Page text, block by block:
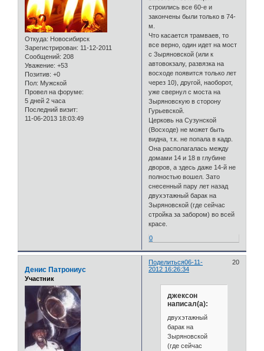
Откуда: Новосибирск
Зарегистрирован: 11-12-2011
Сообщений: 208
Уважение: +53
Позитив: +0
Пол: Мужской
Провел на форуме:
5 дней 2 часа
Последний визит:
11-06-2013 18:03:49
строились все 60-е и
закончены были только в 74-
м.
Что касается трамваев, то
все верно, один идет на мост
с Зыряновской (или к
автовокзалу, развязка на
восходе появится только лет
через 10), другой, наоборот,
уже свернул с моста на
Зыряновскую в сторону
Гурьевской.
Церковь на Сузунской
(Восходе) не может быть
видна, т.к. не попала в кадр.
Она располагалась между
домами 14 и 18 в глубине
дворов, а здесь даже 14-й не
полностью вошел. Зато
снесенный пару лет назад
двухэтажный барак на
Зыряновской (где сейчас
стройка за забором) во всей
красе.
0
Поделиться 20
06-11-
2012 16:26:34
Денис Патрониус
Участник
джексон
написал(а):
двухэтажный
барак на
Зыряновской
(где сейчас